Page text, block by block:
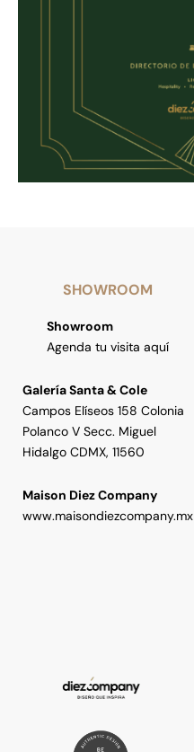
SHOWROOM
Showroom
Agenda tu visita aquí
Galería Santa & Cole
Campos Elíseos 158 Colonia
Polanco V Secc. Miguel
Hidalgo CDMX, 11560
Maison Diez Company
www.maisondiezcompany.mx